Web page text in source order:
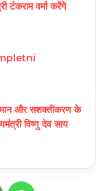
टंकराम वर्मा करेंगे
और सशक्तीकरण के
विष्णु देव साय